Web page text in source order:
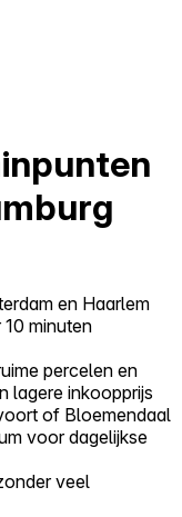
en Haarlem
minuten
percelen en
lagere inkoopprijs
of Bloemendaal
voor dagelijkse
veel